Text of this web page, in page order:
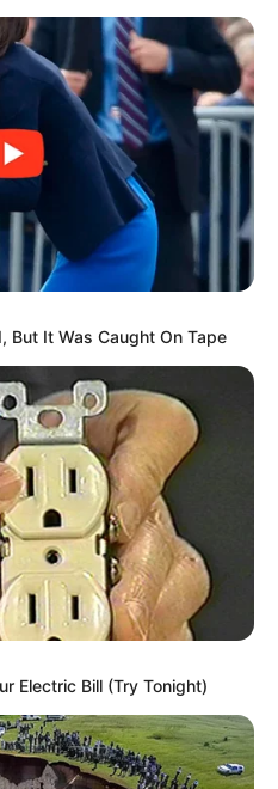
PMU PLAY et
dans le PRIX DE
dans la réunion n°1 sur
DE L’OPERA.
But It Was Caught On Tape
Electric Bill (Try Tonight)